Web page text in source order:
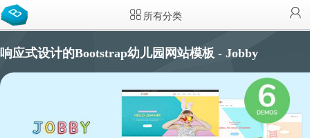
所有分类
响应式设计的Bootstrap幼儿园网站模板 - Jobby